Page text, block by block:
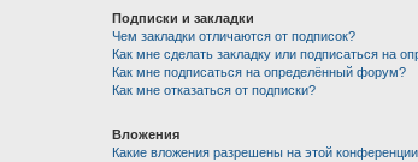
Подписки и закладки
Чем закладки отличаются от подписок?
Как мне сделать закладку или подписаться на
Как мне подписаться на определённый форум?
Как мне отказаться от подписки?
Вложения
Какие вложения разрешены на этой